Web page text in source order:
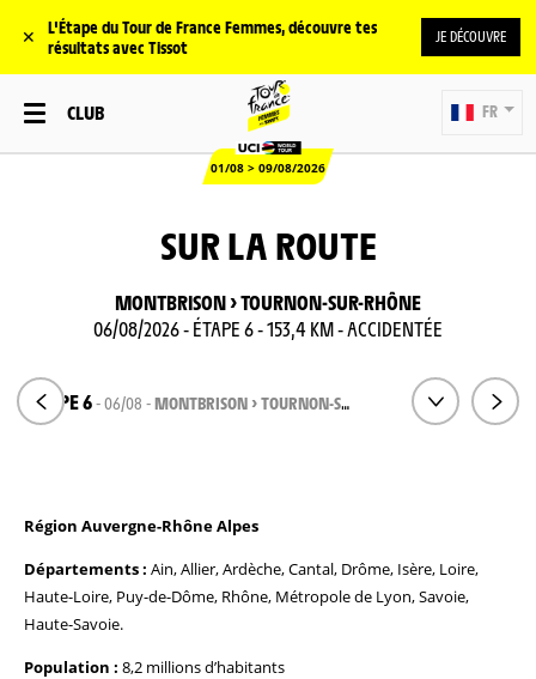
✕
L'Étape du Tour de France Femmes, découvre tes
résultats avec Tissot
JE DÉCOUVRE
CLUB
01/08 > 09/08/2026
FR
SUR LA ROUTE
MONTBRISON > TOURNON-SUR-RHÔNE
06/08/2026 - ÉTAPE 6 - 153,4 KM - ACCIDENTÉE
ÉTAPE 6- 06/08 -MONTBRISON > TOURNON-SUR-RHÔNE
Région Auvergne-Rhône Alpes
Départements : Ain, Allier, Ardèche, Cantal, Drôme, Isère, Loire,
Haute-Loire, Puy-de-Dôme, Rhône, Métropole de Lyon, Savoie,
Haute-Savoie.
Population : 8,2 millions d’habitants